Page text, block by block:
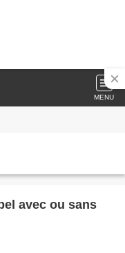
MENU
avec ou sans